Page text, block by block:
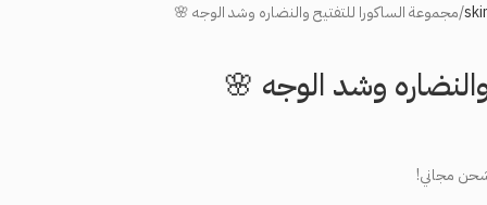
مجموعة الساكورا للتفتيح والنضاره وشد الوجه 🌸
وشد الوجه 🌸
مجاني!